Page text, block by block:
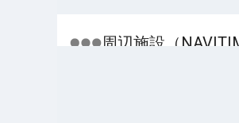
周辺施設（